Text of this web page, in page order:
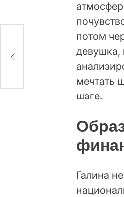
потом
девушка,
мечтать
шаге.
Галина